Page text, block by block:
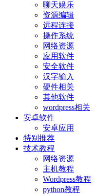
聊天娱乐
资源编辑
远程连接
操作系统
网络资源
应用软件
安全软件
汉字输入
硬件相关
其他软件
wordpress相关
安卓软件
安卓应用
特别推荐
技术教程
网络资源
主机教程
Wordpress教程
python教程